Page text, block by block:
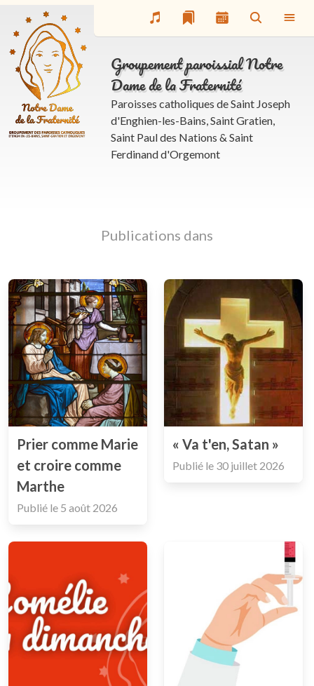
Groupement paroissial Notre
Dame de la Fraternité
Paroisses catholiques de Saint Joseph
d'Enghien-les-Bains, Saint Gratien,
Saint Paul des Nations & Saint
Ferdinand d'Orgemont
Publications dans
Prier comme Marie
et croire comme
Marthe
Publié le 5 août 2026
« Va t'en, Satan »
Publié le 30 juillet 2026